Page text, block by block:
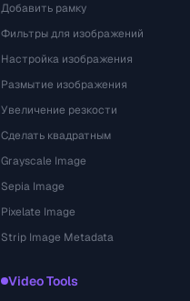
Добавить рамку
Фильтры для изображений
Настройка изображения
Размытие изображения
Увеличение резкости
Сделать квадратным
Grayscale Image
Sepia Image
Pixelate Image
Strip Image Metadata
Video Tools